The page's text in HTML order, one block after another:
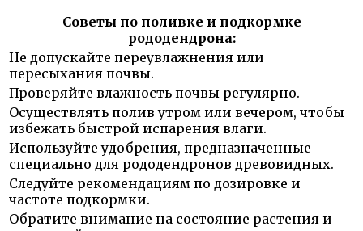
Советы по поливке и подкормке
рододендрона:
Не допускайте переувлажнения или
пересыхания почвы.
Проверяйте влажность почвы регулярно.
Осуществлять полив утром или вечером, чтобы
избежать быстрой испарения влаги.
Используйте удобрения, предназначенные
специально для рододендронов древовидных.
Следуйте рекомендациям по дозировке и
частоте подкормки.
Обратите внимание на состояние растения и